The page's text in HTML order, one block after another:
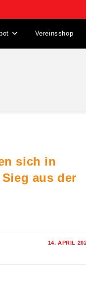
Vereinsshop
sich in
aus der
14. APRIL